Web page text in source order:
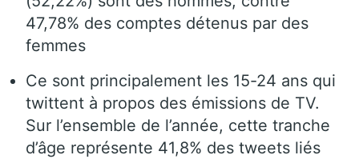
47,78% des comptes détenus par des
femmes
Ce sont principalement les 15-24 ans qui
twittent à propos des émissions de TV.
Sur l’ensemble de l’année, cette tranche
d’âge représente 41,8% des tweets liés